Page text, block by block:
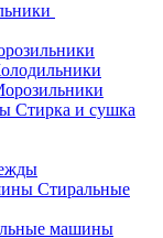
Стирка и сушка
Стиральные